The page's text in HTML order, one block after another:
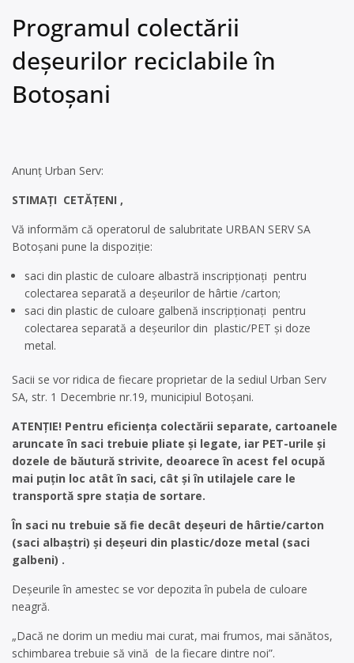
Programul colectării
deșeurilor reciclabile în
Botoșani
Anunț Urban Serv:
STIMAȚI CETĂȚENI ,
Vă informăm că operatorul de salubritate URBAN SERV SA
Botoșani pune la dispoziție:
saci din plastic de culoare albastră inscripționați pentru
colectarea separată a deșeurilor de hârtie /carton;
saci din plastic de culoare galbenă inscripționați pentru
colectarea separată a deșeurilor din plastic/PET și doze
metal.
Sacii se vor ridica de fiecare proprietar de la sediul Urban Serv
SA, str. 1 Decembrie nr.19, municipiul Botoșani.
ATENȚIE! Pentru eficiența colectării separate, cartoanele
aruncate în saci trebuie pliate și legate, iar PET-urile şi
dozele de băutură strivite, deoarece în acest fel ocupă
mai puțin loc atât în saci, cât şi în utilajele care le
transportă spre stația de sortare.
În saci nu trebuie să fie decât deșeuri de hârtie/carton
(saci albaștri) și deșeuri din plastic/doze metal (saci
galbeni) .
Deșeurile în amestec se vor depozita în pubela de culoare
neagră.
„Dacă ne dorim un mediu mai curat, mai frumos, mai sănătos,
schimbarea trebuie să vină de la fiecare dintre noi”.